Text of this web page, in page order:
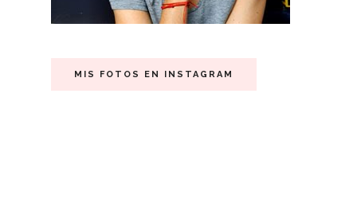
MIS FOTOS EN INSTAGRAM